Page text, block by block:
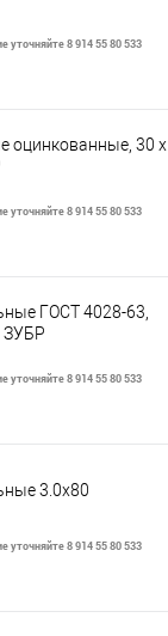
уточняйте 8 914 55 80 533
оцинкованные, 30 х
уточняйте 8 914 55 80 533
ГОСТ 4028-63,
ЗУБР
уточняйте 8 914 55 80 533
3.0х80
уточняйте 8 914 55 80 533